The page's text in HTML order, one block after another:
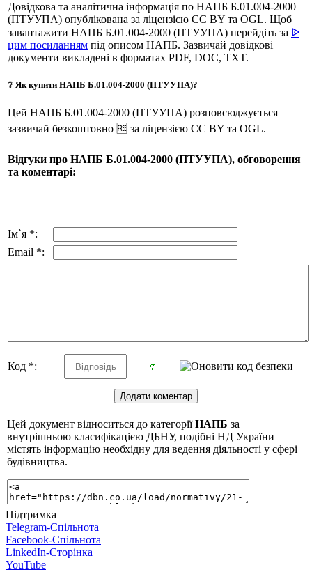
Довідкова та аналітична інформація по НАПБ Б.01.004-2000
(ПТУУПА) опублікована за ліцензією CC BY та OGL. Щоб
завантажити НАПБ Б.01.004-2000 (ПТУУПА) перейдіть за ᐉ
цим посиланням під описом НАПБ. Зазвичай довідкові
документи викладені в форматах PDF, DOC, TXT.
❔ Як купити НАПБ Б.01.004-2000 (ПТУУПА)?
Цей НАПБ Б.01.004-2000 (ПТУУПА) розповсюджується
зазвичай безкоштовно 🆓 за ліцензією CC BY та OGL.
Відгуки про НАПБ Б.01.004-2000 (ПТУУПА), обговорення
та коментарі:
Ім`я *:
Email *:
Код *:
Цей документ відноситься до категоріїНАПБ за
внутрішньою класифікацією ДБНУ, подібні НД України
містять інформацію необхідну для ведення діяльності у сфері
будівництва.
Підтримка
Telegram-Спільнота
Facebook-Спільнота
LinkedIn-Сторінка
YouTube